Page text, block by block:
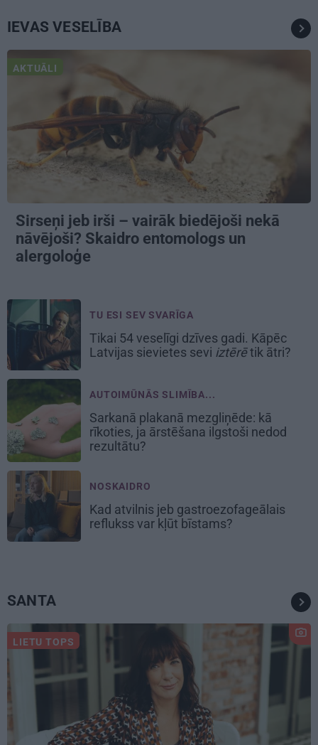
IEVAS VESELĪBA
AKTUĀLI
Sirseņi jeb irši – vairāk biedējoši nekā
nāvējoši? Skaidro entomologs un
alergoloģe
TU ESI SEV SVARĪGA
Tikai 54 veselīgi dzīves gadi. Kāpēc
Latvijas sievietes sevi iztērētik ātri?
AUTOIMŪNĀS SLIMĪBA...
Sarkanā plakanā mezgliņēde: kā
rīkoties, ja ārstēšana ilgstoši nedod
rezultātu?
NOSKAIDRO
Kad atvilnis jeb gastroezofageālais
reflukss var kļūt bīstams?
SANTA
LIETU TOPS